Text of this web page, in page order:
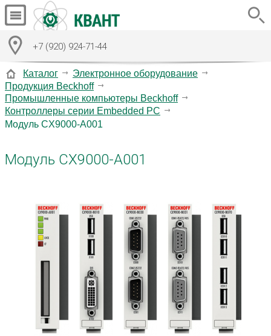
+7 (920) 924-71-44
Каталог
Электронное оборудование
Продукция Beckhoff
Промышленные компьютеры Beckhoff
Контроллеры серии Embedded PC
Модуль CX9000-A001
Модуль CX9000-A001